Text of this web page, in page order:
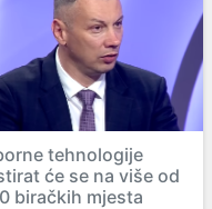
tehnologije
će se na više od
biračkih mjesta